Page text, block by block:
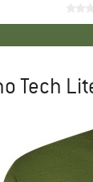
Tech